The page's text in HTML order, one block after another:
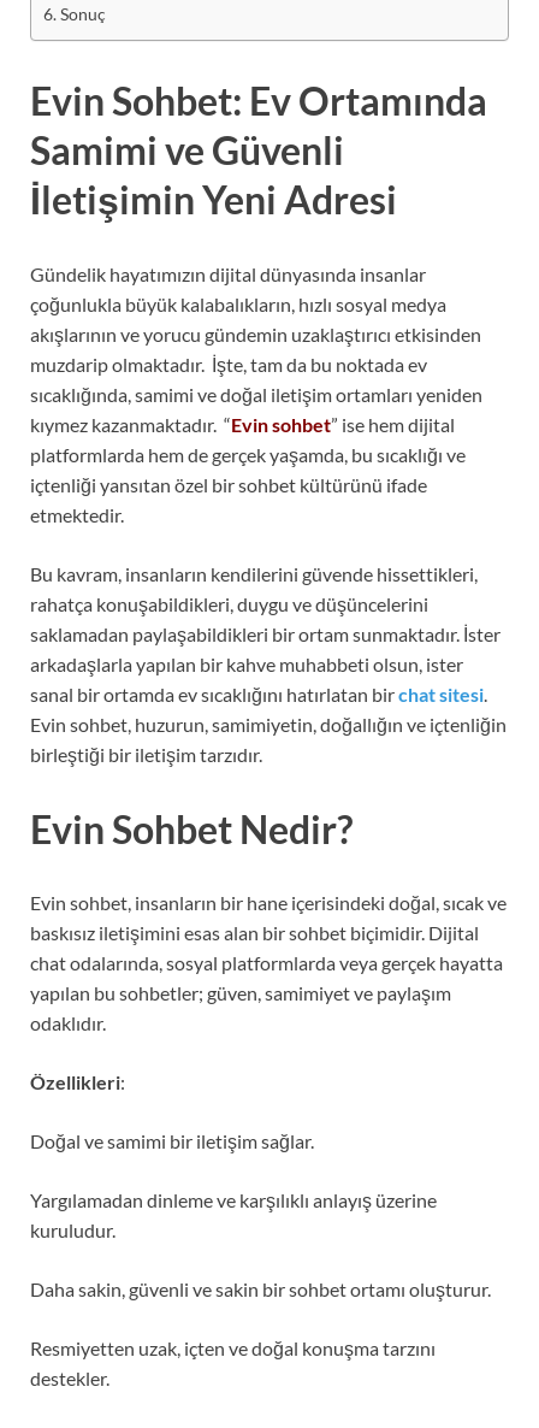
Sonuç
Evin Sohbet: Ev Ortamında
Samimi ve Güvenli
İletişimin Yeni Adresi
Gündelik hayatımızın dijital dünyasında insanlar
çoğunlukla büyük kalabalıkların, hızlı sosyal medya
akışlarının ve yorucu gündemin uzaklaştırıcı etkisinden
muzdarip olmaktadır. İşte, tam da bu noktada ev
sıcaklığında, samimi ve doğal iletişim ortamları yeniden
kıymez kazanmaktadır. “Evin sohbet” ise hem dijital
platformlarda hem de gerçek yaşamda, bu sıcaklığı ve
içtenliği yansıtan özel bir sohbet kültürünü ifade
etmektedir.
Bu kavram, insanların kendilerini güvende hissettikleri,
rahatça konuşabildikleri, duygu ve düşüncelerini
saklamadan paylaşabildikleri bir ortam sunmaktadır. İster
arkadaşlarla yapılan bir kahve muhabbeti olsun, ister
sanal bir ortamda ev sıcaklığını hatırlatan birchat sitesi.
Evin sohbet, huzurun, samimiyetin, doğallığın ve içtenliğin
birleştiği bir iletişim tarzıdır.
Evin Sohbet Nedir?
Evin sohbet, insanların bir hane içerisindeki doğal, sıcak ve
baskısız iletişimini esas alan bir sohbet biçimidir. Dijital
chat odalarında, sosyal platformlarda veya gerçek hayatta
yapılan bu sohbetler; güven, samimiyet ve paylaşım
odaklıdır.
Özellikleri:
Doğal ve samimi bir iletişim sağlar.
Yargılamadan dinleme ve karşılıklı anlayış üzerine
kuruludur.
Daha sakin, güvenli ve sakin bir sohbet ortamı oluşturur.
Resmiyetten uzak, içten ve doğal konuşma tarzını
destekler.